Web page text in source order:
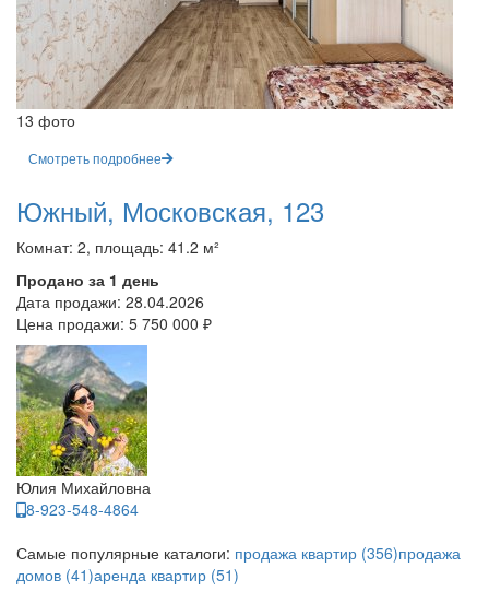
13 фото
Смотреть подробнее
Южный, Московская, 123
Комнат: 2, площадь: 41.2 м²
Продано за 1 день
Дата продажи: 28.04.2026
Цена продажи: 5 750 000 ₽
Юлия Михайловна
8-923-548-4864
Самые популярные каталоги: продажа квартир (356)продажа
домов (41)аренда квартир (51)